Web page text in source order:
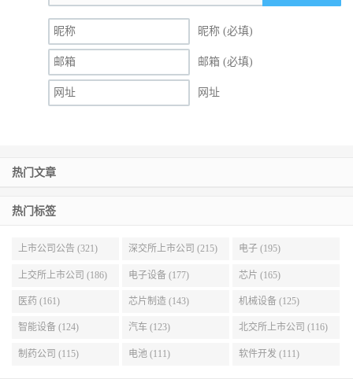
昵称 (必填)
邮箱 (必填)
网址
热门文章
热门标签
上市公司公告 (321) 深交所上市公司 (215) 电子 (195)
上交所上市公司 (186) 电子设备 (177) 芯片 (165)
医药 (161) 芯片制造 (143) 机械设备 (125)
智能设备 (124) 汽车 (123) 北交所上市公司 (116)
制药公司 (115) 电池 (111) 软件开发 (111)